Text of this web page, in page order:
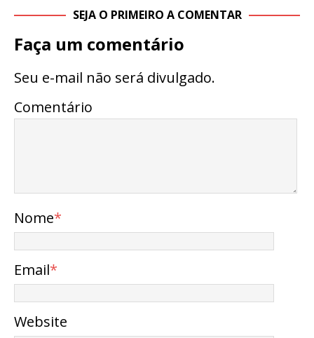
SEJA O PRIMEIRO A COMENTAR
Faça um comentário
Seu e-mail não será divulgado.
Comentário
Nome*
Email*
Website